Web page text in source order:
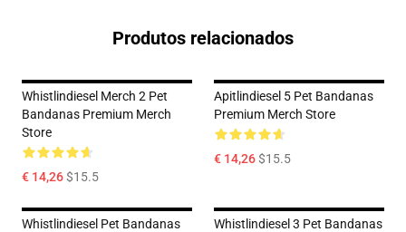
Produtos relacionados
Whistlindiesel Merch 2 Pet
Bandanas Premium Merch
Store
€ 14,26$15.5
Apitlindiesel 5 Pet Bandanas
Premium Merch Store
€ 14,26$15.5
Whistlindiesel Pet Bandanas
Whistlindiesel 3 Pet Bandanas